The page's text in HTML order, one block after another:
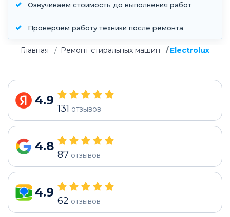
Озвучиваем стоимость до выполнения работ
Проверяем работу техники после ремонта
Главная Ремонт стиральных машин Electrolux
4.9
131 отзывов
4.8
87 отзывов
4.9
62 отзывов